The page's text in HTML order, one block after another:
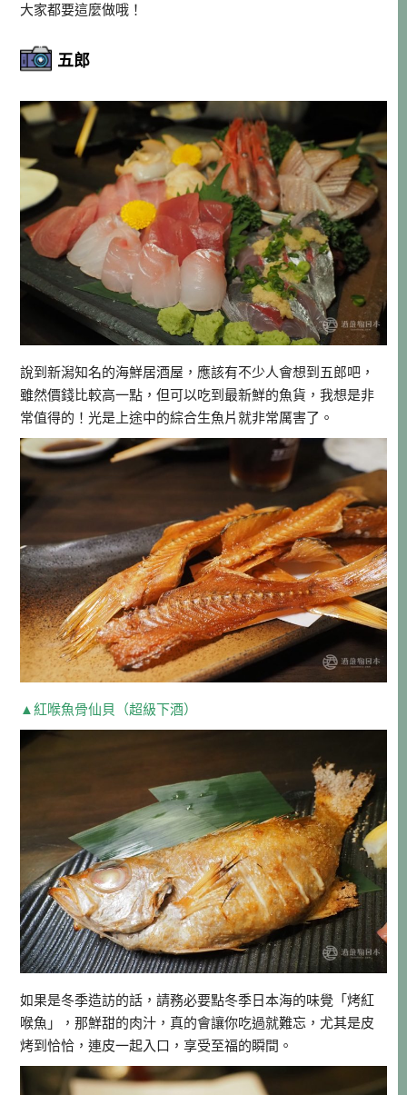
大家都要這麼做哦！
五郎
說到新潟知名的海鮮居酒屋，應該有不少人會想到五郎吧，
雖然價錢比較高一點，但可以吃到最新鮮的魚貨，我想是非
常值得的！光是上途中的綜合生魚片就非常厲害了。
▲紅喉魚骨仙貝（超級下酒）
如果是冬季造訪的話，請務必要點冬季日本海的味覺「烤紅
喉魚」，那鮮甜的肉汁，真的會讓你吃過就難忘，尤其是皮
烤到恰恰，連皮一起入口，享受至福的瞬間。